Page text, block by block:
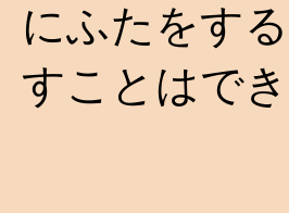
にふたをす
すことはでき